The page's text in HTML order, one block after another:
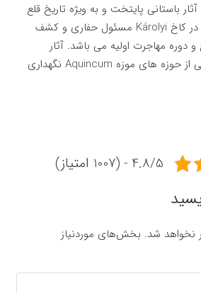
باستانی پایتخت و به ویژه تاریخ قلع
بودا است و متصدی کار در کاخ Károlyi مسئول حفاری و کشف
دوره مهاجرت اولیه می باشد. آثار
باستانی روم در داخل یکی از حوزه های موزه Aquincum نگهداری
4.8/5 - (1007 امتیاز)
نخواهد شد. بخش‌های موردنیاز